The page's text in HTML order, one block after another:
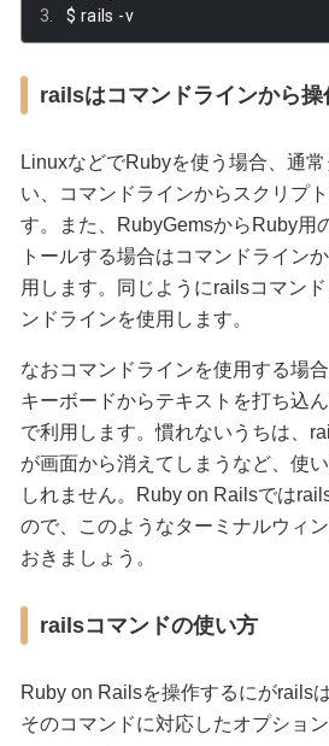
$ rails -v
railsはコマンドラインから操
LinuxなどでRubyを使う場合、通
い、コマンドラインからスクリプ
す。また、RubyGemsからRuby用
トールする場合はコマンドライン
用します。同じようにrailsコマン
ンドラインを使用します。
なおコマンドラインを使用する場
キーボードからテキストを打ち込
で利用します。慣れないうちは、
が画面から消えてしまうなど、使
しれません。Ruby on Railsでは
ので、このようなターミナルウィ
おきましょう。
railsコマンドの使い方
Ruby on Railsを操作するにがrails
そのコマンドに対応したオプショ